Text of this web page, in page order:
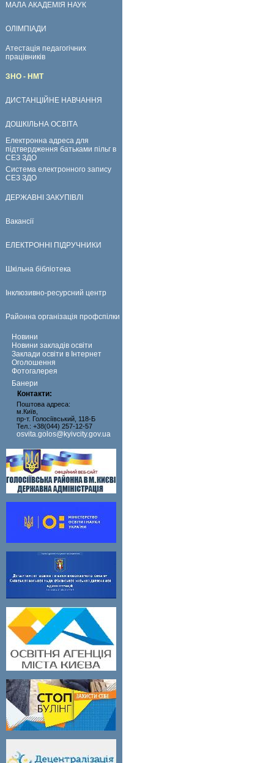
МАЛА АКАДЕМІЯ НАУК
ОЛІМПІАДИ
Атестація педагогічних
працівників
ЗНО - НМТ
ДИСТАНЦІЙНЕ НАВЧАННЯ
ДОШКІЛЬНА ОСВІТА
Електронна адреса для
підтвердження батьками пільг в
СЕЗ ЗДО
Система електронного запису
СЕЗ ЗДО
ДЕРЖАВНІ ЗАКУПІВЛІ
Вакансії
ЕЛЕКТРОННІ ПІДРУЧНИКИ
Шкільна бібліотека
Інклюзивно-ресурсний центр
Районна організація профспілки
Новини
Новини закладів освіти
Заклади освіти в Інтернет
Оголошення
Фотогалерея
Банери
Контакти:
Поштова адреса:
м.Київ,
пр-т. Голосіївський, 118-Б
Тел.: +38(044) 257-12-57
osvita.golos@kyivcity.gov.ua